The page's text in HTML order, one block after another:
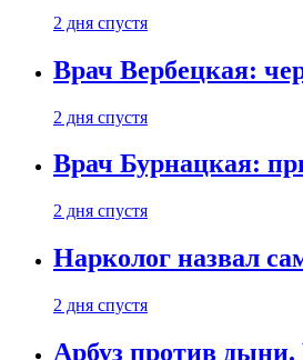
2 дня спустя
Врач Вербецкая:
2 дня спустя
Врач Бурнацкая:
2 дня спустя
Нарколог назвал
2 дня спустя
Арбуз против дыни.